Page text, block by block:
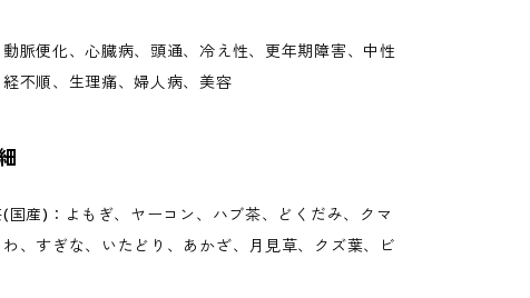
脈便化、心臓病、頭通、冷え性、更年期障害、中性
不順、生理痛、婦人病、美容
産)：よもぎ、ヤーコン、ハブ茶、どくだみ、クマ
、すぎな、いたどり、あかざ、月見草、クズ葉、ビ